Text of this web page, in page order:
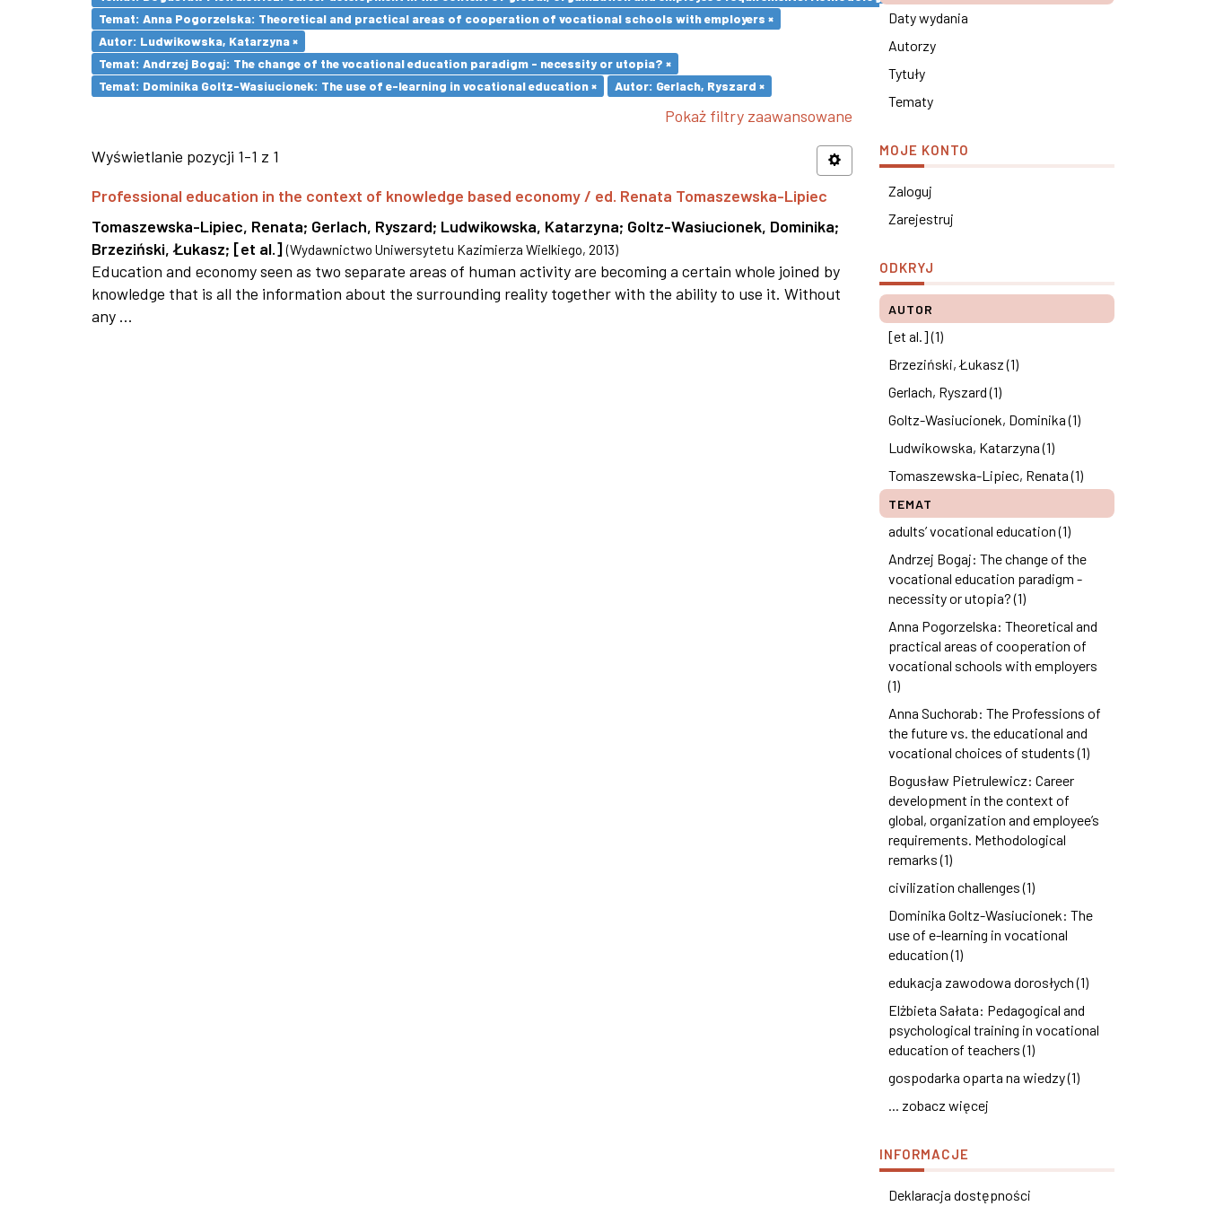
Temat: Anna Pogorzelska: Theoretical and practical areas of cooperation of vocational schools with employers ×
Autor: Ludwikowska, Katarzyna ×
Temat: Andrzej Bogaj: The change of the vocational education paradigm - necessity or utopia? ×
Temat: Dominika Goltz-Wasiucionek: The use of e-learning in vocational education ×
Autor: Gerlach, Ryszard ×
Pokaż filtry zaawansowane
Wyświetlanie pozycji 1-1 z 1
Professional education in the context of knowledge based economy / ed. Renata Tomaszewska-Lipiec
Tomaszewska-Lipiec, Renata; Gerlach, Ryszard; Ludwikowska, Katarzyna; Goltz-Wasiucionek, Dominika;
Brzeziński, Łukasz; [et al.] (Wydawnictwo Uniwersytetu Kazimierza Wielkiego, 2013)
Education and economy seen as two separate areas of human activity are becoming a certain whole joined by
knowledge that is all the information about the surrounding reality together with the ability to use it. Without
any ...
Daty wydania
Autorzy
Tytuły
Tematy
MOJE KONTO
Zaloguj
Zarejestruj
ODKRYJ
AUTOR
[et al.] (1)
Brzeziński, Łukasz (1)
Gerlach, Ryszard (1)
Goltz-Wasiucionek, Dominika (1)
Ludwikowska, Katarzyna (1)
Tomaszewska-Lipiec, Renata (1)
TEMAT
adults’ vocational education (1)
Andrzej Bogaj: The change of the
vocational education paradigm -
necessity or utopia? (1)
Anna Pogorzelska: Theoretical and
practical areas of cooperation of
vocational schools with employers
(1)
Anna Suchorab: The Professions of
the future vs. the educational and
vocational choices of students (1)
Bogusław Pietrulewicz: Career
development in the context of
global, organization and employee’s
requirements. Methodological
remarks (1)
civilization challenges (1)
Dominika Goltz-Wasiucionek: The
use of e-learning in vocational
education (1)
edukacja zawodowa dorosłych (1)
Elżbieta Sałata: Pedagogical and
psychological training in vocational
education of teachers (1)
gospodarka oparta na wiedzy (1)
... zobacz więcej
INFORMACJE
Deklaracja dostępności